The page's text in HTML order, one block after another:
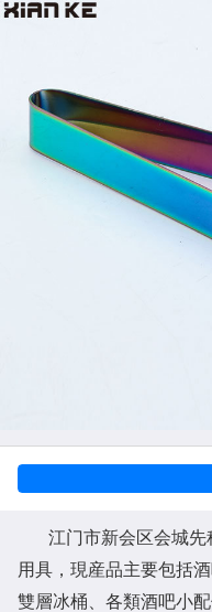
江门市新会区会城
用具，現産品主要包括
雙層冰桶、各類酒吧小